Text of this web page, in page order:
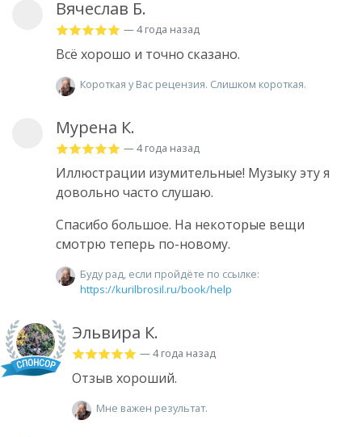
Вячеслав Б.
— 4 года назад
Всё хорошо и точно сказано.
Короткая у Вас рецензия. Слишком короткая.
Мурена К.
— 4 года назад
Иллюстрации изумительные! Музыку эту я
довольно часто слушаю.
Спасибо большое. На некоторые вещи
смотрю теперь по-новому.
Буду рад, если пройдёте по ссылке:
https://kurilbrosil.ru/book/help
Эльвира К.
— 4 года назад
Отзыв хороший.
Мне важен результат.